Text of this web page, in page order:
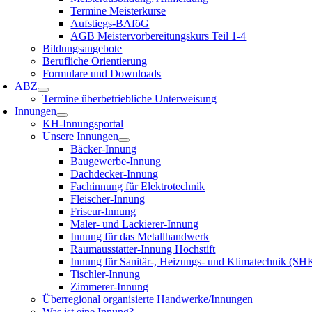
Termine Meisterkurse
Aufstiegs-BAföG
AGB Meistervorbereitungskurs Teil 1-4
Bildungsangebote
Berufliche Orientierung
Formulare und Downloads
ABZ
Termine überbetriebliche Unterweisung
Innungen
KH-Innungsportal
Unsere Innungen
Bäcker-Innung
Baugewerbe-Innung
Dachdecker-Innung
Fachinnung für Elektrotechnik
Fleischer-Innung
Friseur-Innung
Maler- und Lackierer-Innung
Innung für das Metallhandwerk
Raumausstatter-Innung Hochstift
Innung für Sanitär-, Heizungs- und Klimatechnik
Tischler-Innung
Zimmerer-Innung
Überregional organisierte Handwerke/Innungen